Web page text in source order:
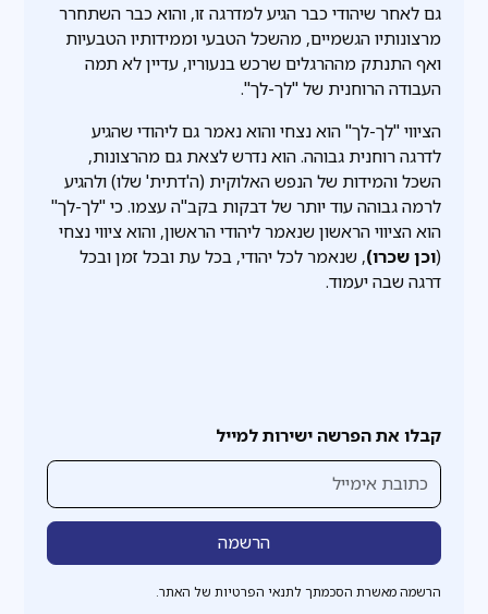
קבלו את הפרשה ישירות למייל
הרשמה מאשרת הסכמתך לתנאי הפרטיות של האתר.
גם לאחר שיהודי כבר הגיע למדרגה זו, והוא כבר השתחרר
מרצונותיו הגשמיים, מהשכל הטבעי וממידותיו הטבעיות
ואף התנתק מההרגלים שרכש בנעוריו, עדיין לא תמה
העבודה הרוחנית של "לך-לך".
הציווי "לך-לך" הוא נצחי והוא נאמר גם ליהודי שהגיע
לדרגה רוחנית גבוהה. הוא נדרש לצאת גם מהרצונות,
השכל והמידות של הנפש האלוקית (ה'דתית' שלו) ולהגיע
לרמה גבוהה עוד יותר של דבקות בקב"ה עצמו. כי "לך-לך"
הוא הציווי הראשון שנאמר ליהודי הראשון, והוא ציווי נצחי
(וכן שכרו), שנאמר לכל יהודי, בכל עת ובכל זמן ובכל
דרגה שבה יעמוד.